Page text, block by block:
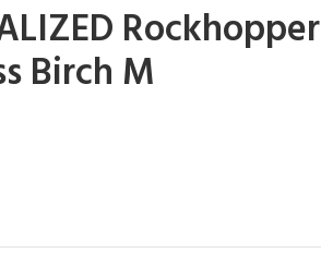
Rockhopper
Birch M